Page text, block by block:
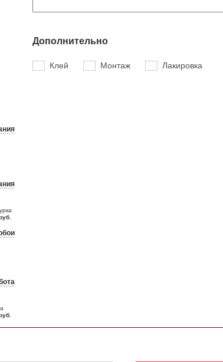
Дополнительно
Клей Монтаж Лакировка